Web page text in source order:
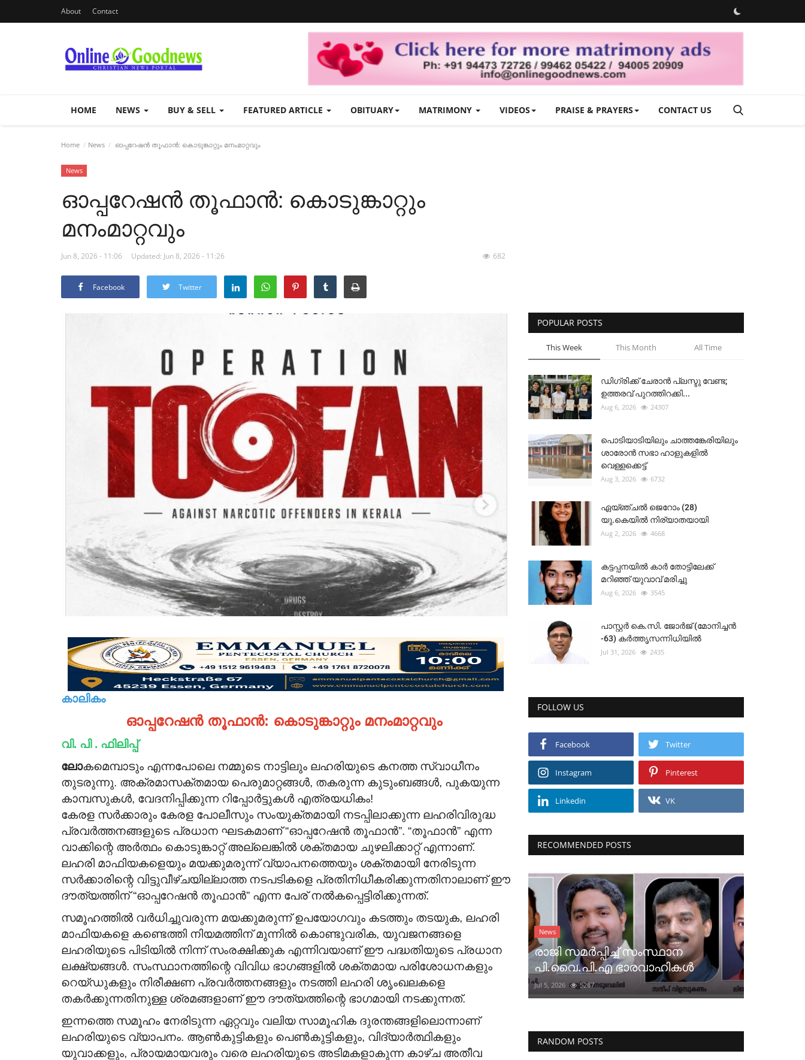
About Contact
HOME NEWS BUY & SELL FEATURED ARTICLE OBITUARY MATRIMONY VIDEOS PRAISE & PRAYERS CONTACT US
Home News ഓപ്പറേഷൻ തൂഫാൻ: കൊടുങ്കാറ്റും മനംമാറ്റവും
News
ഓപ്പറേഷൻ തൂഫാൻ: കൊടുങ്കാറ്റും
മനംമാറ്റവും
Jun 8, 2026 - 11:06 Updated: Jun 8, 2026 - 11:26 682
Facebook Twitter
കാലികം
ഓപ്പറേഷൻ തൂഫാൻ: കൊടുങ്കാറ്റും മനംമാറ്റവും
വി. പി . ഫിലിപ്പ്
ലോകമെമ്പാടും എന്നപോലെ നമ്മുടെ നാട്ടിലും ലഹരിയുടെ കനത്ത സ്വാധീനം
തുടരുന്നു. അക്രമാസക്തമായ പെരുമാറ്റങ്ങൾ, തകരുന്ന കുടുംബങ്ങൾ, പുകയുന്ന
കാമ്പസുകൾ, വേദനിപ്പിക്കുന്ന റിപ്പോർട്ടുകൾ എത്രയധികം!
കേരള സർക്കാരും കേരള പോലീസും സംയുക്തമായി നടപ്പിലാക്കുന്ന ലഹരിവിരുദ്ധ
പ്രവർത്തനങ്ങളുടെ പ്രധാന ഘടകമാണ് “ഓപ്പറേഷൻ തൂഫാൻ”. “തൂഫാൻ” എന്ന
വാക്കിന്റെ അർത്ഥം കൊടുങ്കാറ്റ് അല്ലെങ്കിൽ ശക്തമായ ചുഴലിക്കാറ്റ് എന്നാണ്.
ലഹരി മാഫിയകളെയും മയക്കുമരുന്ന് വ്യാപനത്തെയും ശക്തമായി നേരിടുന്ന
സർക്കാരിന്റെ വിട്ടുവീഴ്ചയില്ലാത്ത നടപടികളെ പ്രതിനിധീകരിക്കുന്നതിനാലാണ് ഈ
ദൗത്യത്തിന് “ഓപ്പറേഷൻ തൂഫാൻ” എന്ന പേര് നൽകപ്പെട്ടിരിക്കുന്നത്.
സമൂഹത്തിൽ വർധിച്ചുവരുന്ന മയക്കുമരുന്ന് ഉപയോഗവും കടത്തും തടയുക, ലഹരി
മാഫിയകളെ കണ്ടെത്തി നിയമത്തിന് മുന്നിൽ കൊണ്ടുവരിക, യുവജനങ്ങളെ
ലഹരിയുടെ പിടിയിൽ നിന്ന് സംരക്ഷിക്കുക എന്നിവയാണ് ഈ പദ്ധതിയുടെ പ്രധാന
ലക്ഷ്യങ്ങൾ. സംസ്ഥാനത്തിന്റെ വിവിധ ഭാഗങ്ങളിൽ ശക്തമായ പരിശോധനകളും
റെയ്ഡുകളും നിരീക്ഷണ പ്രവർത്തനങ്ങളും നടത്തി ലഹരി ശൃംഖലകളെ
തകർക്കുന്നതിനുള്ള ശ്രമങ്ങളാണ് ഈ ദൗത്യത്തിന്റെ ഭാഗമായി നടക്കുന്നത്.
ഇന്നത്തെ സമൂഹം നേരിടുന്ന ഏറ്റവും വലിയ സാമൂഹിക ദുരന്തങ്ങളിലൊന്നാണ്
ലഹരിയുടെ വ്യാപനം. ആൺകുട്ടികളും പെൺകുട്ടികളും, വിദ്യാർത്ഥികളും
യുവാക്കളും, പ്രായമായവരും വരെ ലഹരിയുടെ അടിമകളാകുന്ന കാഴ്ച അതീവ
POPULAR POSTS
This Week This Month All Time
ഡിഗ്രിക്ക് ചേരാന്‍ പ്ലസ്ടു വേണ്ട;
ഉത്തരവ് പുറത്തിറക്കി...
Aug 6, 2026 24307
പൊടിയാടിയിലും ചാത്തങ്കേരിയിലും
ശാരോൻ സഭാ ഹാളുകളിൽ
വെള്ളക്കെട്ട്
Aug 3, 2026 6732
ഏയ്ഞ്ചൽ ജെറോം (28)
യു.കെയിൽ നിര്യാതയായി
Aug 2, 2026 4668
കട്ടപ്പനയിൽ കാർ തോട്ടിലേക്ക്
മറിഞ്ഞ് യുവാവ് മരിച്ചു
Aug 6, 2026 3545
പാസ്റ്റർ കെ.സി. ജോർജ് (മോനിച്ചൻ
-63) കർത്തൃസന്നിധിയിൽ
Jul 31, 2026 2435
FOLLOW US
Facebook Twitter
Instagram Pinterest
Linkedin VK
RECOMMENDED POSTS
News
രാജി സമർപ്പിച്ച് സംസ്ഥാന
പി.വൈ.പി.എ ഭാരവാഹികൾ
Jul 5, 2026 5267
RANDOM POSTS